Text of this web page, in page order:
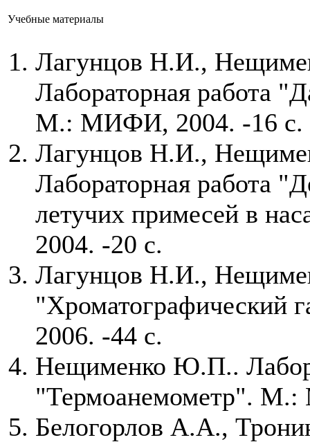
Учебные материалы
Лагунцов Н.И.,
Лабораторная работа
М.: МИФИ, 2004. -16 с.
Лагунцов Н.И.,
Лабораторная работа
летучих примесей в
2004. -20 с.
Лагунцов Н.И.,
"Хроматографический
2006. -44 с.
Нещименко Ю.П..
"Термоанемометр".
Белогорлов А.А.,